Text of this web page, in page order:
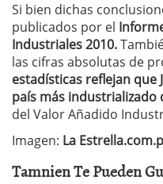
Si bien dichas
publicados por el
Industriales 2010.
las cifras absolutas de
estadísticas reflejan que
país más industrializado
del Valor Añadido
Imagen: La
Tamnien Te Pueden